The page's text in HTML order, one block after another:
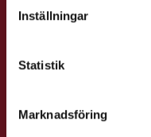
Inställningar
Statistik
Marknadsföring
Här hos svinen
tjeckisk öl och vi
som består av en
kombination av